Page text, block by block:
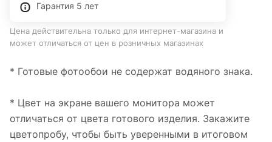
Гарантия 5 лет
Цена действительна только для интернет-магазина и
может отличаться от цен в розничных магазинах
* Готовые фотообои не содержат водяного знака.
* Цвет на экране вашего монитора может
отличаться от цвета готового изделия. Закажите
цветопробу, чтобы быть уверенными в итоговом